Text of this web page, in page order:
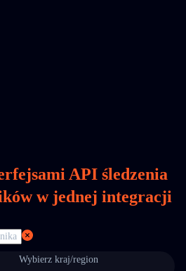
API śledzenia
w jednej integracji
Wybierz kraj/region